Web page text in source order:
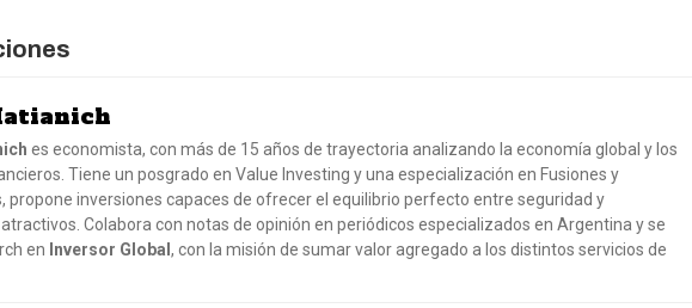
es economista, con más de 15 años de trayectoria analizando la economía global y los
Tiene un posgrado en Value Investing y una especialización en Fusiones y
propone inversiones capaces de ofrecer el equilibrio perfecto entre seguridad y
Colabora con notas de opinión en periódicos especializados en Argentina y se
en Inversor Global , con la misión de sumar valor agregado a los distintos servicios de